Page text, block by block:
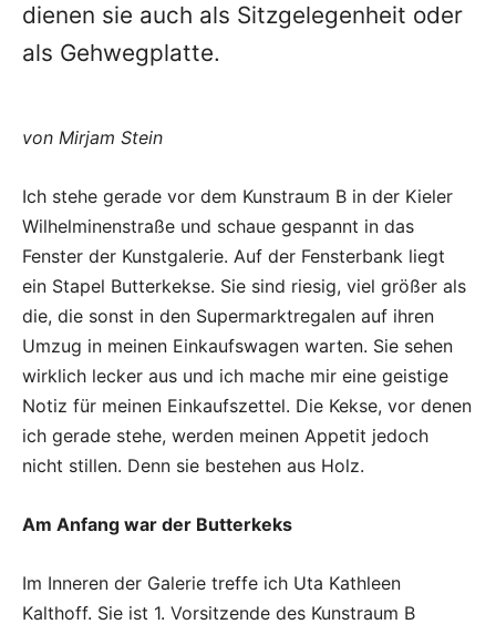
dienen sie auch als Sitzgelegenheit oder
als Gehwegplatte.
von Mirjam Stein
Ich stehe gerade vor dem Kunstraum B in der Kieler
Wilhelminenstraße und schaue gespannt in das
Fenster der Kunstgalerie. Auf der Fensterbank liegt
ein Stapel Butterkekse. Sie sind riesig, viel größer als
die, die sonst in den Supermarktregalen auf ihren
Umzug in meinen Einkaufswagen warten. Sie sehen
wirklich lecker aus und ich mache mir eine geistige
Notiz für meinen Einkaufszettel. Die Kekse, vor denen
ich gerade stehe, werden meinen Appetit jedoch
nicht stillen. Denn sie bestehen aus Holz.
Am Anfang war der Butterkeks
Im Inneren der Galerie treffe ich Uta Kathleen
Kalthoff. Sie ist 1. Vorsitzende des Kunstraum B